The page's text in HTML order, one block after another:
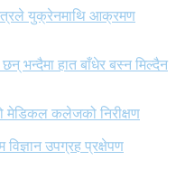
युक्रेनमाथि आक्रमण
भन्दैमा हात बाँधेर बस्न मिल्दैन
मेडिकल कलेजको निरीक्षण
विज्ञान उपग्रह प्रक्षेपण